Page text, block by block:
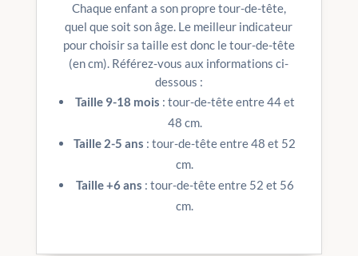
Chaque enfant a son propre tour-de-tête,
quel que soit son âge. Le meilleur indicateur
pour choisir sa taille est donc le tour-de-tête
(en cm). Référez-vous aux informations ci-
dessous :
Taille 9-18 mois : tour-de-tête entre 44 et
48 cm.
Taille 2-5 ans : tour-de-tête entre 48 et 52
cm.
Taille +6 ans : tour-de-tête entre 52 et 56
cm.